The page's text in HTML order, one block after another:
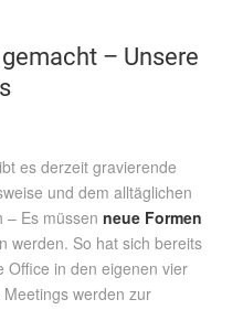
– Unsere
es derzeit gravierende
und dem alltäglichen
– Es müssen neue Formen
werden. So hat sich bereits
Office in den eigenen vier
werden zur